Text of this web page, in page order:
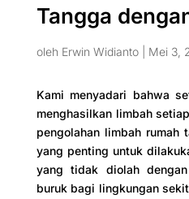
Tangga
oleh Erwin Widianto| Mei 3,
Kami menyadari bahwa
menghasilkan limbah
pengolahan limbah rumah
yang penting untuk
yang tidak diolah
buruk bagi lingkungan